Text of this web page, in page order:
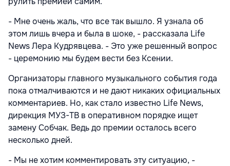
- Мне очень жаль, что все так вышло. Я узнала об
этом лишь вчера и была в шоке, - рассказала Life
News Лера Кудрявцева. - Это уже решенный вопрос
- церемонию мы будем вести без Ксении.
Организаторы главного музыкального события года
пока отмалчиваются и не дают никаких официальных
комментариев. Но, как стало известно Life News,
дирекция МУЗ-ТВ в оперативном порядке ищет
замену Собчак. Ведь до премии осталось всего
несколько дней.
- Мы не хотим комментировать эту ситуацию, -